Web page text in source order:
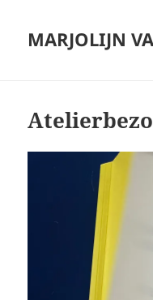
MARJOLIJN